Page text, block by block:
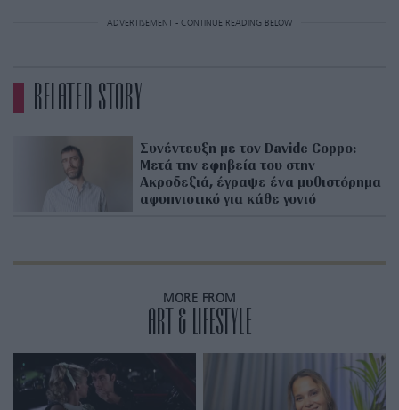
ADVERTISEMENT - CONTINUE READING BELOW
RELATED STORY
Συνέντευξη με τον Davide Coppo:
Μετά την εφηβεία του στην
Ακροδεξιά, έγραψε ένα μυθιστόρημα
αφυπνιστικό για κάθε γονιό
MORE FROM
ART & LIFESTYLE